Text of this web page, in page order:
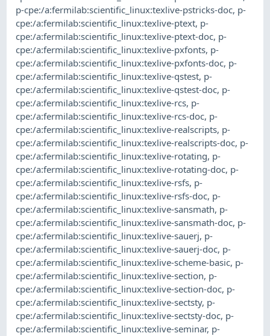
p-cpe:/a:fermilab:scientific_linux:texlive-pstricks-doc, p-
cpe:/a:fermilab:scientific_linux:texlive-ptext, p-
cpe:/a:fermilab:scientific_linux:texlive-ptext-doc, p-
cpe:/a:fermilab:scientific_linux:texlive-pxfonts, p-
cpe:/a:fermilab:scientific_linux:texlive-pxfonts-doc, p-
cpe:/a:fermilab:scientific_linux:texlive-qstest, p-
cpe:/a:fermilab:scientific_linux:texlive-qstest-doc, p-
cpe:/a:fermilab:scientific_linux:texlive-rcs, p-
cpe:/a:fermilab:scientific_linux:texlive-rcs-doc, p-
cpe:/a:fermilab:scientific_linux:texlive-realscripts, p-
cpe:/a:fermilab:scientific_linux:texlive-realscripts-doc, p-
cpe:/a:fermilab:scientific_linux:texlive-rotating, p-
cpe:/a:fermilab:scientific_linux:texlive-rotating-doc, p-
cpe:/a:fermilab:scientific_linux:texlive-rsfs, p-
cpe:/a:fermilab:scientific_linux:texlive-rsfs-doc, p-
cpe:/a:fermilab:scientific_linux:texlive-sansmath, p-
cpe:/a:fermilab:scientific_linux:texlive-sansmath-doc, p-
cpe:/a:fermilab:scientific_linux:texlive-sauerj, p-
cpe:/a:fermilab:scientific_linux:texlive-sauerj-doc, p-
cpe:/a:fermilab:scientific_linux:texlive-scheme-basic, p-
cpe:/a:fermilab:scientific_linux:texlive-section, p-
cpe:/a:fermilab:scientific_linux:texlive-section-doc, p-
cpe:/a:fermilab:scientific_linux:texlive-sectsty, p-
cpe:/a:fermilab:scientific_linux:texlive-sectsty-doc, p-
cpe:/a:fermilab:scientific_linux:texlive-seminar, p-